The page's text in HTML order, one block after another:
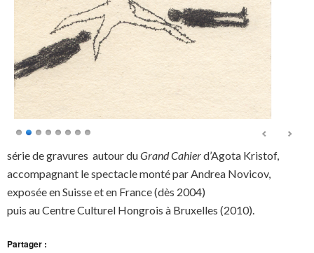
série de gravures autour duGrand Cahierd’Agota Kristof,
accompagnant le spectacle monté par Andrea Novicov,
exposée en Suisse et en France (dès 2004)
puis au Centre Culturel Hongrois à Bruxelles (2010).
Partager :